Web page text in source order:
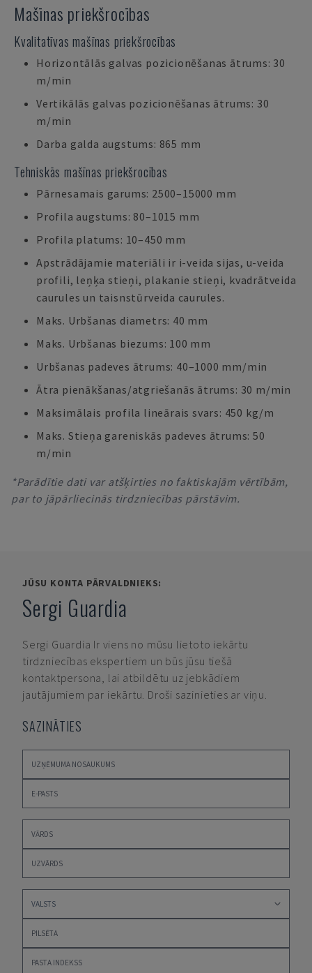
Mašīnas priekšrocības
Kvalitatīvas mašīnas priekšrocības
Horizontālās galvas pozicionēšanas ātrums: 30
m/min
Vertikālās galvas pozicionēšanas ātrums: 30
m/min
Darba galda augstums: 865 mm
Tehniskās mašīnas priekšrocības
Pārnesamais garums: 2500–15000 mm
Profila augstums: 80–1015 mm
Profila platums: 10–450 mm
Apstrādājamie materiāli ir i-veida sijas, u-veida
profili, leņķa stieņi, plakanie stieņi, kvadrātveida
caurules un taisnstūrveida caurules.
Maks. Urbšanas diametrs: 40 mm
Maks. Urbšanas biezums: 100 mm
Urbšanas padeves ātrums: 40–1000 mm/min
Ātra pienākšanas/atgriešanās ātrums: 30 m/min
Maksimālais profila lineārais svars: 450 kg/m
Maks. Stieņa gareniskās padeves ātrums: 50
m/min
*Parādītie dati var atšķirties no faktiskajām vērtībām,
par to jāpārliecinās tirdzniecības pārstāvim.
JŪSU KONTA PĀRVALDNIEKS:
Sergi Guardia
Sergi Guardia Ir viens no mūsu lietoto iekārtu
tirdzniecības ekspertiem un būs jūsu tiešā
kontaktpersona, lai atbildētu uz jebkādiem
jautājumiem par iekārtu. Droši sazinieties ar viņu.
SAZINĀTIES